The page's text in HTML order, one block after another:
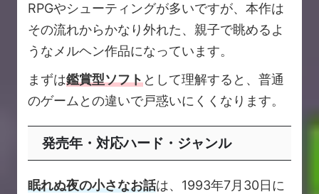
RPGやシューティングが多いですが、本作は
その流れからかなり外れた、親子で眺めるよ
うなメルヘン作品になっています。
まずは鑑賞型ソフトとして理解すると、普通
のゲームとの違いで戸惑いにくくなります。
発売年・対応ハード・ジャンル
眠れぬ夜の小さなお話は、1993年7月30日に